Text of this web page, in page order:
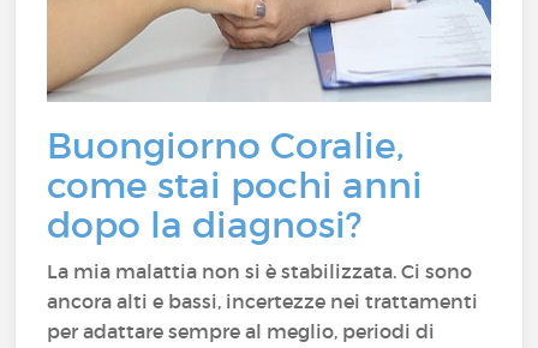
Buongiorno Coralie,
come stai pochi anni
dopo la diagnosi?
La mia malattia non si è stabilizzata. Ci sono
ancora alti e bassi, incertezze nei trattamenti
per adattare sempre al meglio, periodi di